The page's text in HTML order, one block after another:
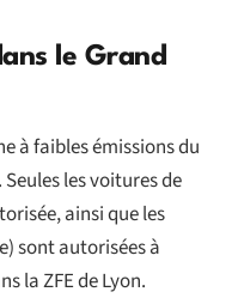
le Grand
à faibles émissions du
les voitures de
ainsi que les
sont autorisées à
la ZFE de Lyon.